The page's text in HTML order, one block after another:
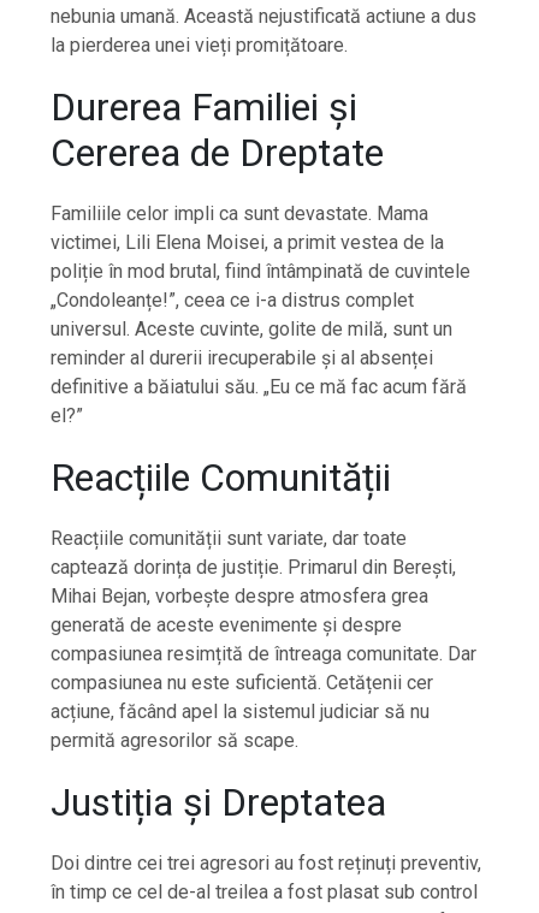
nebunia umană. Această nejustificată actiune a dus
la pierderea unei vieți promițătoare.
Durerea Familiei și
Cererea de Dreptate
Familiile celor impli ca sunt devastate. Mama
victimei, Lili Elena Moisei, a primit vestea de la
poliție în mod brutal, fiind întâmpinată de cuvintele
„Condoleanțe!”, ceea ce i-a distrus complet
universul. Aceste cuvinte, golite de milă, sunt un
reminder al durerii irecuperabile și al absenței
definitive a băiatului său. „Eu ce mă fac acum fără
el?”
Reacțiile Comunității
Reacțiile comunității sunt variate, dar toate
captează dorința de justiție. Primarul din Berești,
Mihai Bejan, vorbește despre atmosfera grea
generată de aceste evenimente și despre
compasiunea resimțită de întreaga comunitate. Dar
compasiunea nu este suficientă. Cetățenii cer
acțiune, făcând apel la sistemul judiciar să nu
permită agresorilor să scape.
Justiția și Dreptatea
Doi dintre cei trei agresori au fost reținuți preventiv,
în timp ce cel de-al treilea a fost plasat sub control